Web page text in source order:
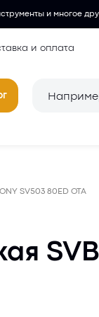
другое.
и оплата
SV503 80ED OTA